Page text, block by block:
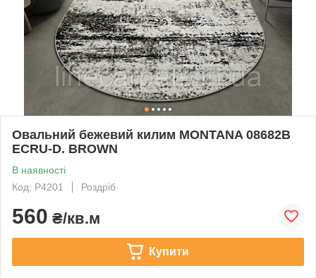
Овальний бежевий килим MONTANA 08682B
ECRU-D. BROWN
В наявності
Код: P4201
Роздріб
560 ₴/кв.м
Купити